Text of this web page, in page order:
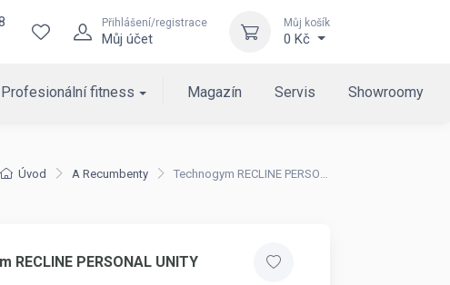
Přihlášení/registrace
Můj účet
Můj košík
0 Kč
Profesionální fitness Magazín Servis Showroomy
Úvod A Recumbenty Technogym RECLINE PERSONAL UNITY
RECLINE PERSONAL UNITY